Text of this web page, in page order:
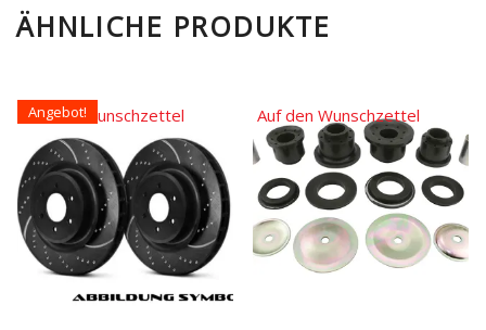
ÄHNLICHE PRODUKTE
Angebot!
Auf den Wunschzettel Auf den Wunschzettel